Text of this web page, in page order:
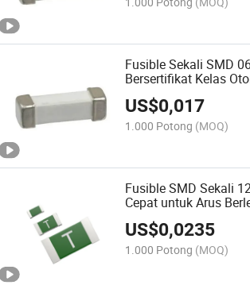
Fusible Sekali SMD
Bersertifikat Kelas
US$0,017
1.000 Potong (MOQ)
Fusible SMD Sekali
Cepat untuk Arus
US$0,0235
1.000 Potong (MOQ)